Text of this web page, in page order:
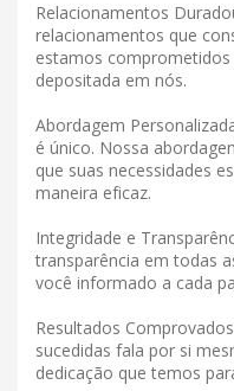
Relacionamentos
relacionamentos que
estamos
depositada em nós.
Abordagem
é único. Nossa
que suas necessidades
maneira eficaz.
Integridade e
transparência em todas
você informado a cada
Resultados
sucedidas fala por si
dedicação que temos